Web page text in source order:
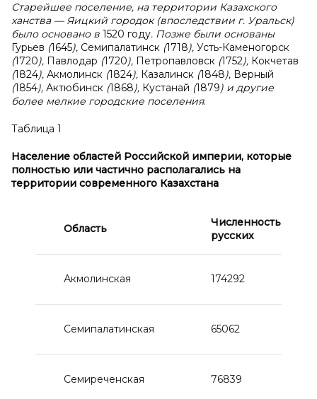
Старейшее поселение, на территории Казахского
ханства — Яицкий городок (впоследствии г. Уральск)
было основано в 1520 году. Позже были основаны
Гурьев (1645), Семипалатинск (1718), Усть-Каменогорск
(1720), Павлодар (1720), Петропавловск (1752), Кокчетав
(1824), Акмолинск (1824), Казалинск (1848), Верный
(1854), Актюбинск (1868), Кустанай (1879) и другие
более мелкие городские поселения.
Таблица 1
Население областей Российской империи, которые
полностью или частично располагались на
территории современного Казахстана
Область
Численность
русских
Акмолинская 174292
Семипалатинская 65062
Семиреченская 76839